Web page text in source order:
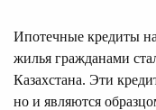
Ипотечные кредиты
жилья гражданами
Казахстана. Эти
но и являются